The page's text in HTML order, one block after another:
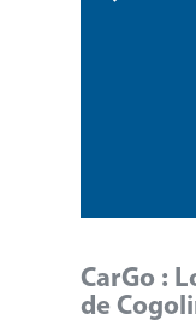
CarGo :
de